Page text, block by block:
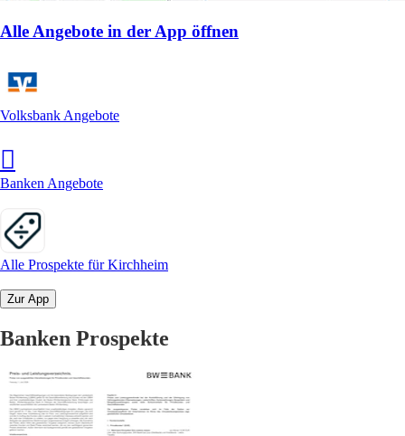
Alle Angebote in der App öffnen
Volksbank Angebote
Banken Angebote
Alle Prospekte für Kirchheim
Zur App
Banken Prospekte